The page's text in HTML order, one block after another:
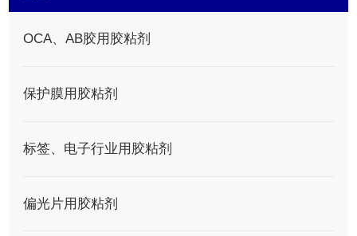
OCA、AB胶用胶粘剂
保护膜用胶粘剂
标签、电子行业用胶粘剂
偏光片用胶粘剂